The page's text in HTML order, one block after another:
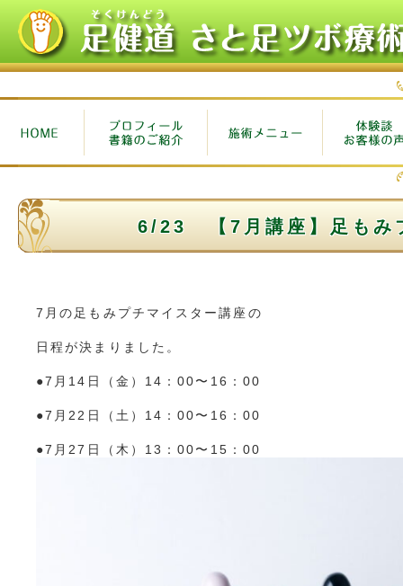
6/23 【7月講座】足もみ
7月の足もみプチマイスター講座の
日程が決まりました。
●7月14日（金）14：00〜16：00
●7月22日（土）14：00〜16：00
●7月27日（木）13：00〜15：00